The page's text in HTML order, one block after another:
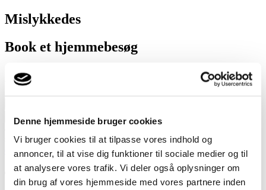
Denne hjemmeside bruger cookies
Vi bruger cookies til at tilpasse vores indhold og
annoncer, til at vise dig funktioner til sociale medier og til
at analysere vores trafik. Vi deler også oplysninger om
din brug af vores hjemmeside med vores partnere inden
Mislykkedes
Book et hjemmebesøg
Vi hjælper dig med at finde ud af, hvor meget du kan spare med en
varmepumpe!
accepterer, at Thermia registrerer mine kontaktoplysninger for min
sag. * Læs mere om, hvordan Thermia håndterer dine personlige
data.
Tak! Vi vender tilbage snarest.